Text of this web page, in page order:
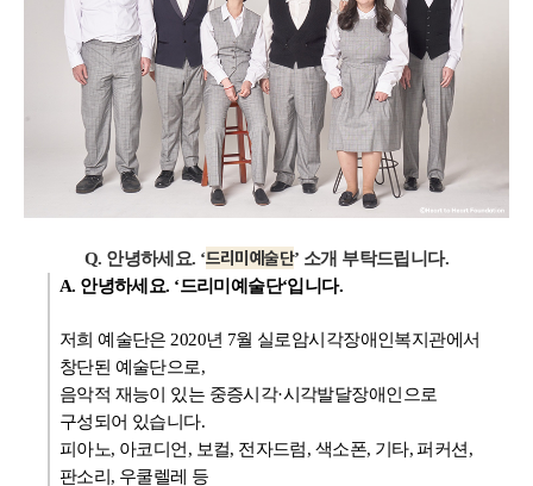
Q. 안녕하세요. ‘드리미예술단’ 소개 부탁드립니다.
A. 안녕하세요. ‘드리미예술단‘입니다.
저희 예술단은 2020년 7월 실로암시각장애인복지관에서
창단된 예술단으로,
음악적 재능이 있는 중증시각·시각발달장애인으로
구성되어 있습니다.
피아노, 아코디언, 보컬, 전자드럼, 색소폰, 기타, 퍼커션,
판소리, 우쿨렐레 등